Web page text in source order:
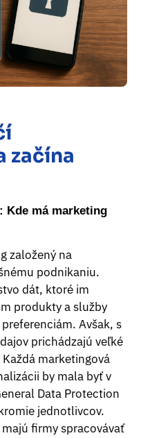
začína
Kde má marketing
založený na
podnikaniu.
dát, ktoré im
produkty a služby
Avšak, s
prichádzajú veľké
marketingová
by mala byť v
Data Protection
jednotlivcov.
firmy spracovávať